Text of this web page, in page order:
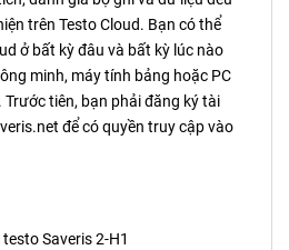
trên Testo Cloud. Bạn có thể
ở bất kỳ đâu và bất kỳ lúc nào
minh, máy tính bảng hoặc PC
tiên, bạn phải đăng ký tài
để có quyền truy cập vào
Saveris 2-H1